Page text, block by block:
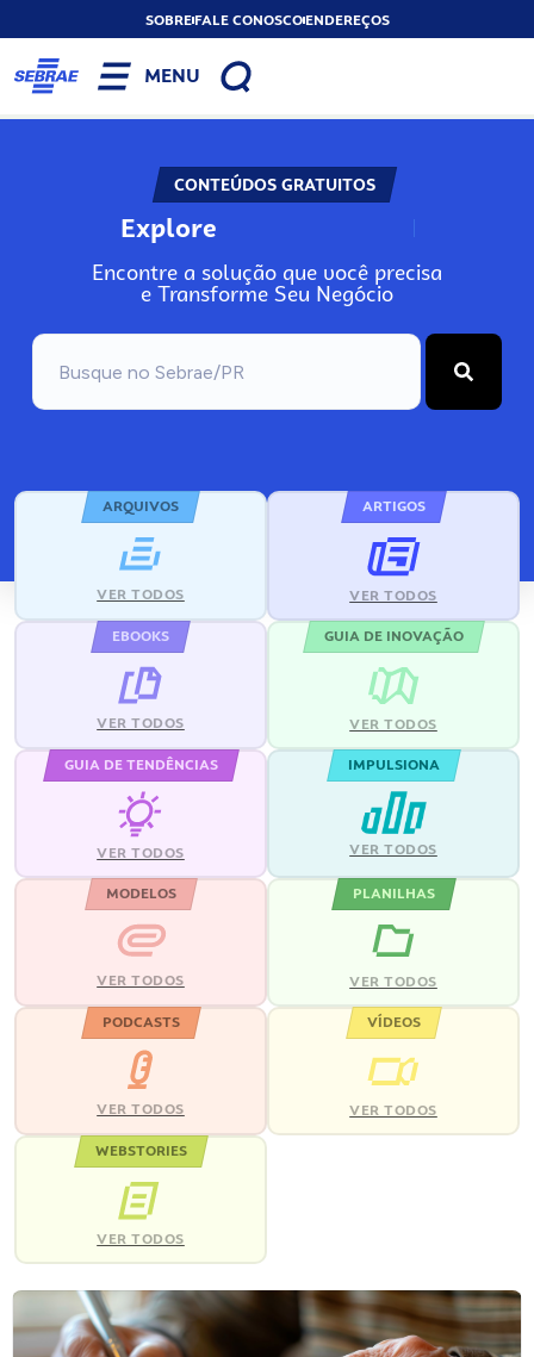
SOBREFALE CONOSCOENDEREÇOS
MENU
CONTEÚDOS GRATUITOS
Explore N
Encontre a solução que você precisa
e Transforme Seu Negócio
ARQUIVOS
VER TODOS
ARTIGOS
VER TODOS
EBOOKS
VER TODOS
GUIA DE INOVAÇÃO
VER TODOS
GUIA DE TENDÊNCIAS
VER TODOS
IMPULSIONA
VER TODOS
MODELOS
VER TODOS
PLANILHAS
VER TODOS
PODCASTS
VER TODOS
VÍDEOS
VER TODOS
WEBSTORIES
VER TODOS